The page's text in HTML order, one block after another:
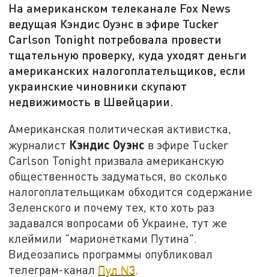
На американском телеканале Fox News
ведущая Кэндис Оуэнс в эфире Tucker
Carlson Tonight потребовала провести
тщательную проверку, куда уходят деньги
американских налогоплательщиков, если
украинские чиновники скупают
недвижимость в Швейцарии.
Американская политическая активистка,
журналист Кэндис Оуэнс в эфире Tucker
Carlson Tonight призвала американскую
общественность задуматься, во сколько
налогоплательщикам обходится содержание
Зеленского и почему тех, кто хоть раз
задавался вопросами об Украине, тут же
клеймили "марионетками Путина".
Видеозапись программы опубликовал
телеграм-канал Пул N3.